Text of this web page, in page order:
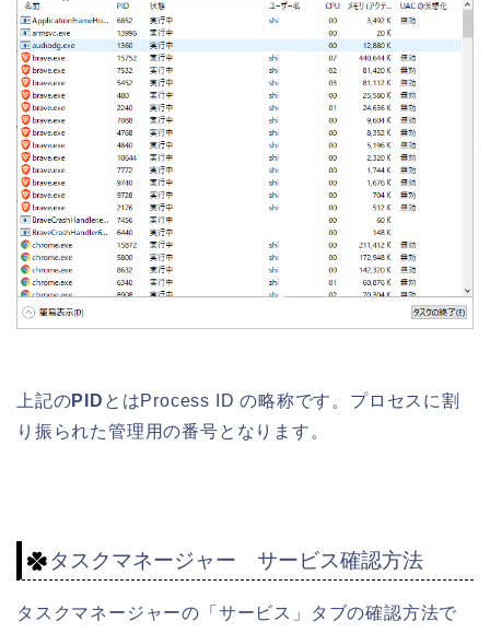
上記のPID とはProcess ID の略称です。プロセスに割
り振られた管理用の番号となります。
タスクマネージャー サービス確認方法
タスクマネージャーの「サービス」タブの確認方法で